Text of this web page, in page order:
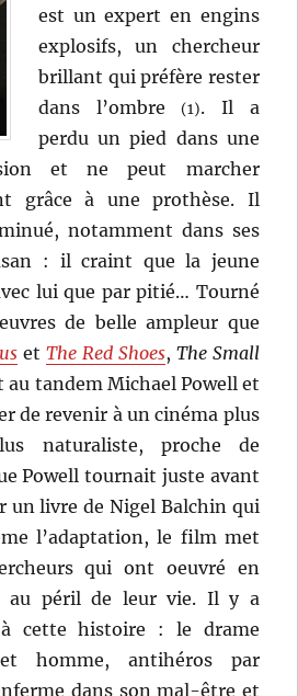
est un expert en engins
explosifs, un chercheur
brillant qui préfère rester
dans l’ombre(1). Il a
perdu un pied dans une
et ne peut marcher
grâce à une prothèse. Il
notamment dans ses
: il craint que la jeune
lui que par pitié… Tourné
de belle ampleur que
etThe Red Shoes, The Small
au tandem Michael Powell et
de revenir à un cinéma plus
naturaliste, proche de
Powell tournait juste avant
un livre de Nigel Balchin qui
l’adaptation, le film met
qui ont oeuvré en
au péril de leur vie. Il y a
cette histoire : le drame
homme, antihéros par
dans son mal-être et